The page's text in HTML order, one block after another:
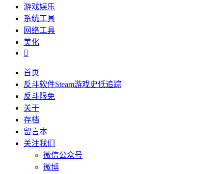
游戏娱乐
系统工具
网络工具
美化

首页
反斗软件Steam游戏史低追踪
反斗限免
关于
存档
留言本
关注我们
微信公众号
微博